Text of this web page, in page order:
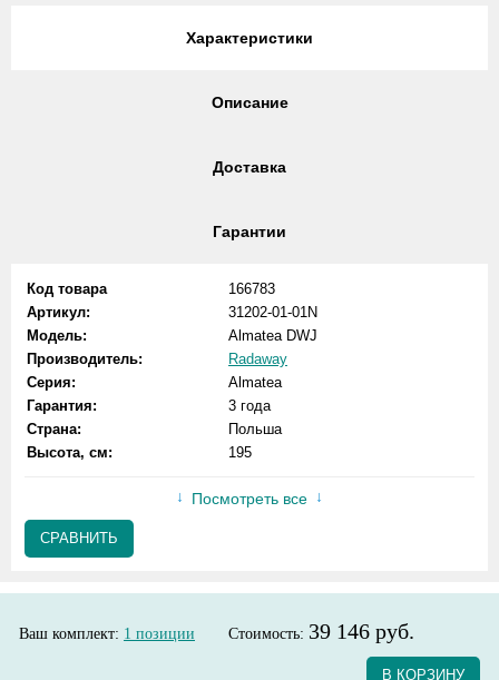
Характеристики
Описание
Доставка
Гарантии
Код товара
166783
Артикул:
31202-01-01N
Модель:
Almatea DWJ
Производитель:
Radaway
Серия:
Almatea
Гарантия:
3 года
Страна:
Польша
Высота, см:
195
Посмотреть все
СРАВНИТЬ
Ваш комплект: 1 позиции Стоимость: 39 146 руб.
В КОРЗИНУ